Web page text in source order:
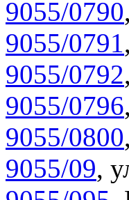
9055/0790,
9055/0791,
9055/0792,
9055/0796,
9055/0800,
9055/09,